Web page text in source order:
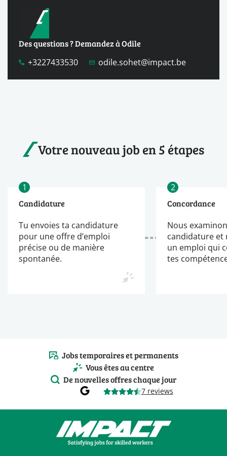
Des questions ? Demandez à Odile
+3227433530
odile.sohet@impact.be
Votre nouveau job en 5 étapes
1
Candidature
Tu envoies ta candidature
pour une offre d’emploi
précise ou de manière
spontanée.
2
Concordance
Nous
candidature et
un emploi qui
tes
Jobs temporaires et permanents
Vous êtes au centre
De nouvelles offres chaque jour
7 reviews